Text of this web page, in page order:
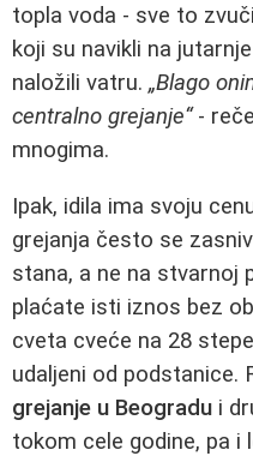
topla voda - sve to
koji su navikli na
naložili vatru. „Blago
centralno grejanje“-
mnogima.
Ipak, idila ima svoju
grejanja često se
stana, a ne na stvarnoj
plaćate isti iznos bez
cveta cveće na 28
udaljeni od podstanice.
grejanje u Beogradu i
tokom cele godine, pa